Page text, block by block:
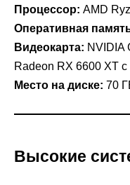
Процессор: AMD
Оперативная
Видеокарта: NVIDIA
Radeon RX 6600 XT
Место на диске: 70
Высокие